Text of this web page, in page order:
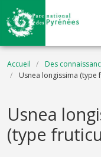
Aller au contenu principal
Fil d'Ariane
Accueil Des
Usnea longissima (type
Usnea
(type